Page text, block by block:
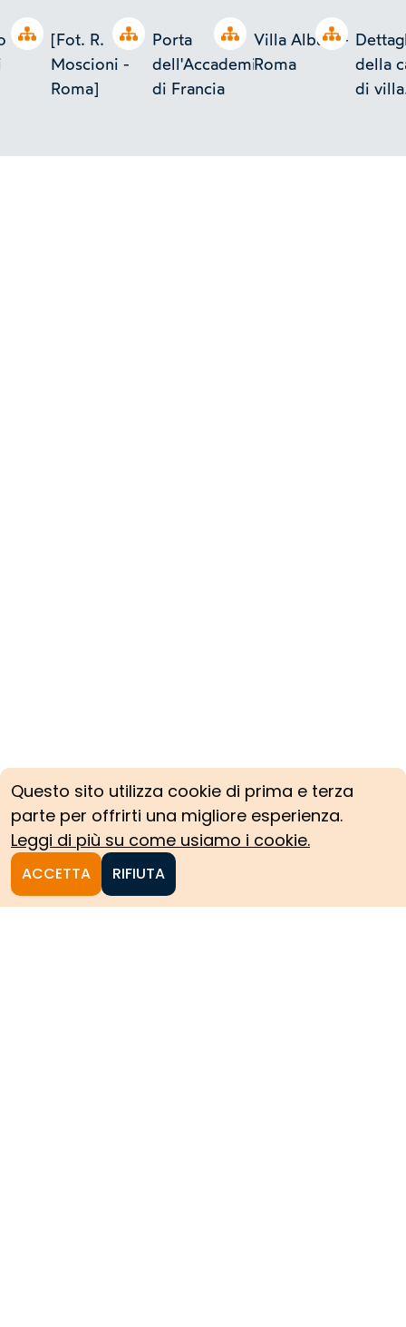
Questo sito utilizza cookie di prima e terza
parte per offrirti una migliore esperienza.
Leggi di più su come usiamo i cookie.
ACCETTA RIFIUTA
Open tree Open tree
[Fot. R.
Moscioni -
Roma]
Open tree
Porta
dell'Accademia
di Francia
Open tree
Villa Albani -
Roma
della
di villa